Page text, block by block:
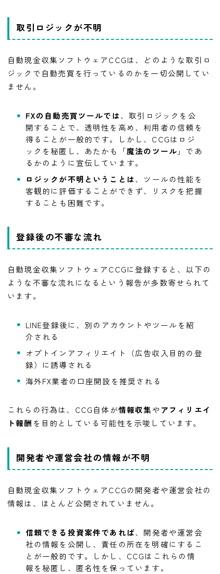
取引ロジックが不明
自動現金収集ソフトウェアCCGは、どのような取引ロ
ジックで自動売買を行っているのかを一切公開してい
ません。
FXの自動売買ツールでは、取引ロジックを公
開することで、透明性を高め、利用者の信頼を
得ることが一般的です。しかし、CCGはロジ
ックを秘匿し、あたかも「魔法のツール 」であ
るかのように宣伝しています。
ロジックが不明ということは、ツールの性能を
客観的に評価することができず、リスクを把握
することも困難です。
登録後の不審な流れ
自動現金収集ソフトウェアCCGに登録すると、以下の
ような不審な流れになるという報告が多数寄せられて
います。
LINE登録後に、別のアカウントやツールを紹
介される
オプトインアフィリエイト（広告収入目的の登
録）に誘導される
海外FX業者の口座開設を推奨される
これらの行為は、CCG自体が情報収集や アフィリエイ
ト報酬 を目的としている可能性を示唆しています。
開発者や運営会社の情報が不明
自動現金収集ソフトウェアCCGの開発者や運営会社の
情報は、ほとんど公開されていません。
信頼できる投資案件であれば、開発者や運営会
社の情報を公開し、責任の所在を明確にするこ
とが一般的です。しかし、CCGはこれらの情
報を秘匿し、匿名性を保っています。